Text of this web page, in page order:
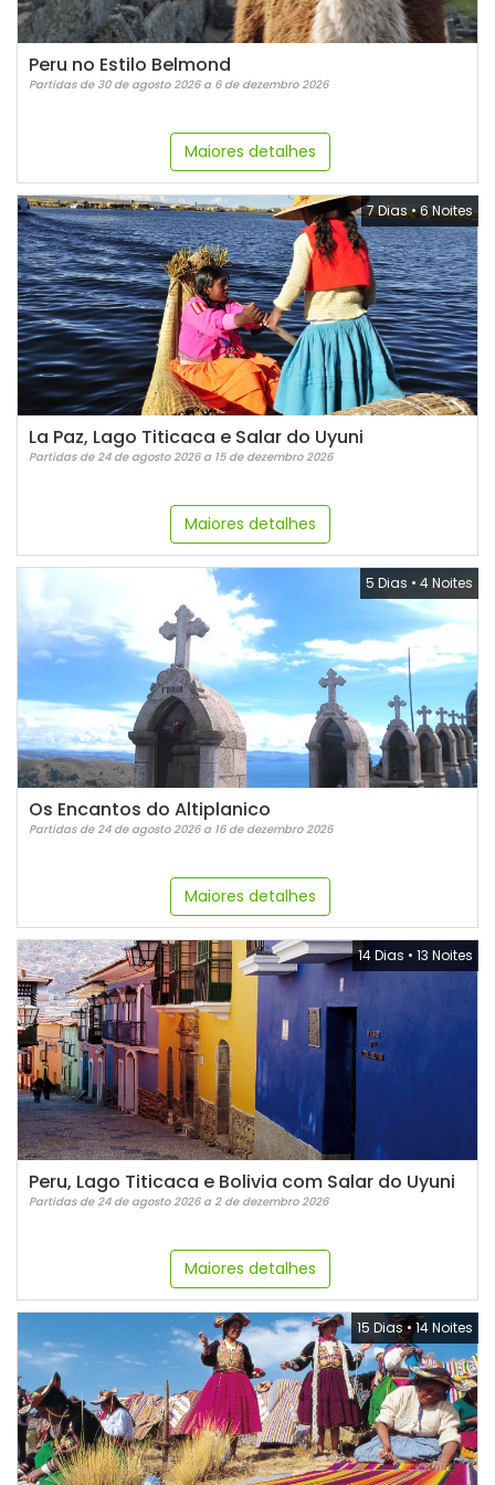
Peru no Estilo Belmond
Partidas de 30 de agosto 2026 a 6 de dezembro 2026
Maiores detalhes
7 Dias•6 Noites
La Paz, Lago Titicaca e Salar do Uyuni
Partidas de 24 de agosto 2026 a 15 de dezembro 2026
Maiores detalhes
5 Dias • 4 Noites
Os Encantos do Altiplanico
Partidas de 24 de agosto 2026 a 16 de dezembro 2026
Maiores detalhes
14 Dias • 13 Noites
Peru, Lago Titicaca e Bolivia com Salar do Uyuni
Partidas de 24 de agosto 2026 a 2 de dezembro 2026
Maiores detalhes
15 Dias •14 Noites